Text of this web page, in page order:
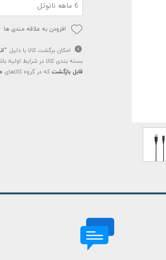
6 ماهه نانوتل
افزودن به علاقه مندی ها
امکان برگشت کالا با دلیل
بسته بندی کالا در شرایط اولیه
قابل بازگشت که در گروه کالاهای